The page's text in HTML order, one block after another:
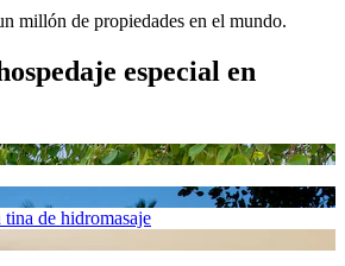
millón de propiedades en el mundo.
especial en
de hidromasaje